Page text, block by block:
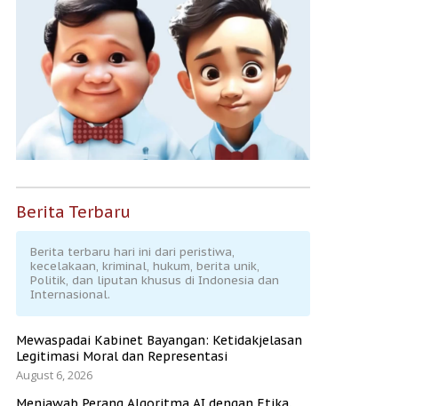
Berita Terbaru
Berita terbaru hari ini dari peristiwa,
kecelakaan, kriminal, hukum, berita unik,
Politik, dan liputan khusus di Indonesia dan
Internasional.
Mewaspadai Kabinet Bayangan: Ketidakjelasan
Legitimasi Moral dan Representasi
August 6, 2026